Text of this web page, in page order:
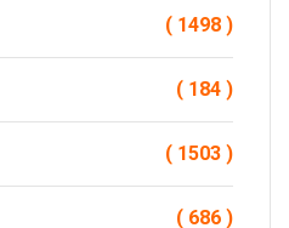
( 1498 )
( 184 )
( 1503 )
( 686 )